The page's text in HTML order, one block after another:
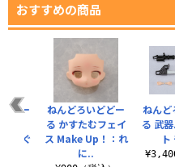
おすすめの商品
ねんど
る 武
ト
どー
めぐ
ねんどろいどどー
る かすたむフェイ
ス Make Up！：れ
に..